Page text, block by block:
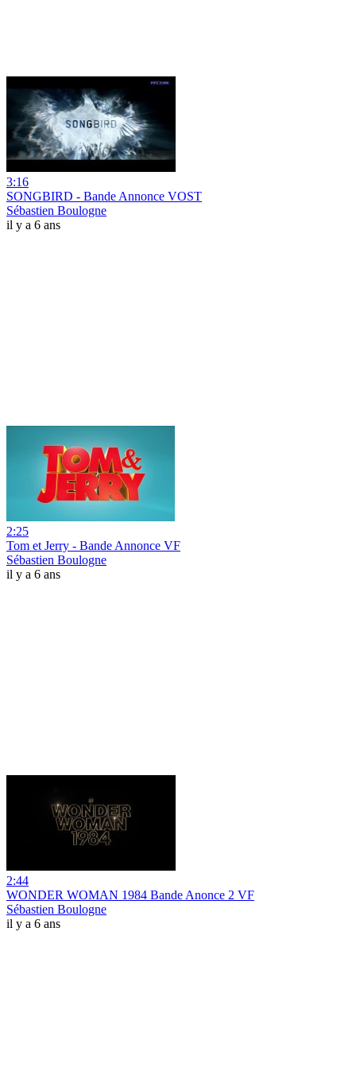
3:16
SONGBIRD - Bande Annonce VOST
Sébastien Boulogne
il y a 6 ans
2:25
Tom et Jerry - Bande Annonce VF
Sébastien Boulogne
il y a 6 ans
2:44
WONDER WOMAN 1984 Bande Anonce 2 VF
Sébastien Boulogne
il y a 6 ans